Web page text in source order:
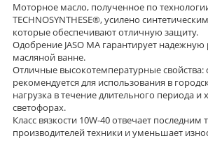
Моторное масло, полученное по
TECHNOSYNTHESE®, усилено
которые обеспечивают отличную защиту.
Одобрение JASO MA гарантирует надежную
масляной ванне.
Отличные высокотемпературные свойства:
рекомендуется для использования в
нагрузка в течение длительного периода и
светофорах.
Класс вязкости 10W-40 отвечает последним
производителей техники и уменьшает